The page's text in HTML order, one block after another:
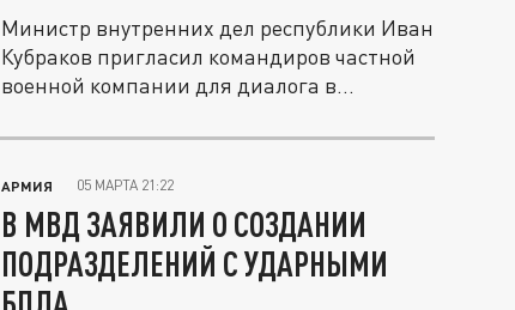
Министр внутренних дел республики Иван
Кубраков пригласил командиров частной
военной компании для диалога в...
АРМИЯ 05 МАРТА 21:22
В МВД ЗАЯВИЛИ О СОЗДАНИИ
ПОДРАЗДЕЛЕНИЙ С УДАРНЫМИ